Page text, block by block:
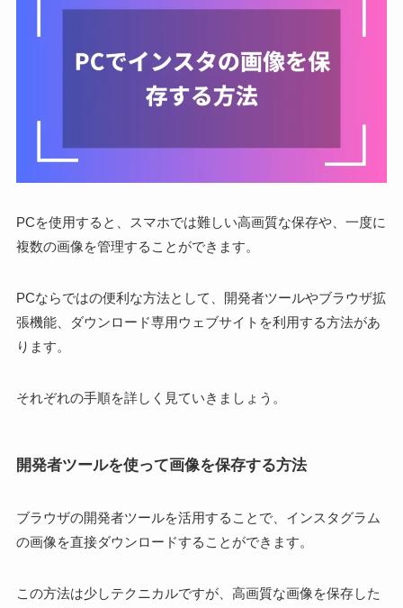
PCを使用すると、スマホでは難しい高画質な保存や、一度に
複数の画像を管理することができます。
PCならではの便利な方法として、開発者ツールやブラウザ拡
張機能、ダウンロード専用ウェブサイトを利用する方法があ
ります。
それぞれの手順を詳しく見ていきましょう。
開発者ツールを使って画像を保存する方法
ブラウザの開発者ツールを活用することで、インスタグラム
の画像を直接ダウンロードすることができます。
この方法は少しテクニカルですが、高画質な画像を保存した